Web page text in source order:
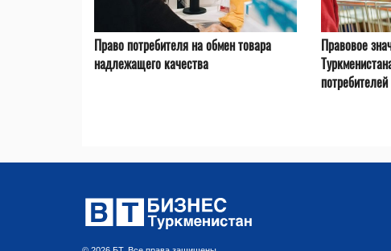
Право потребителя на обмен товара
надлежащего качества
Правовое
потребителей